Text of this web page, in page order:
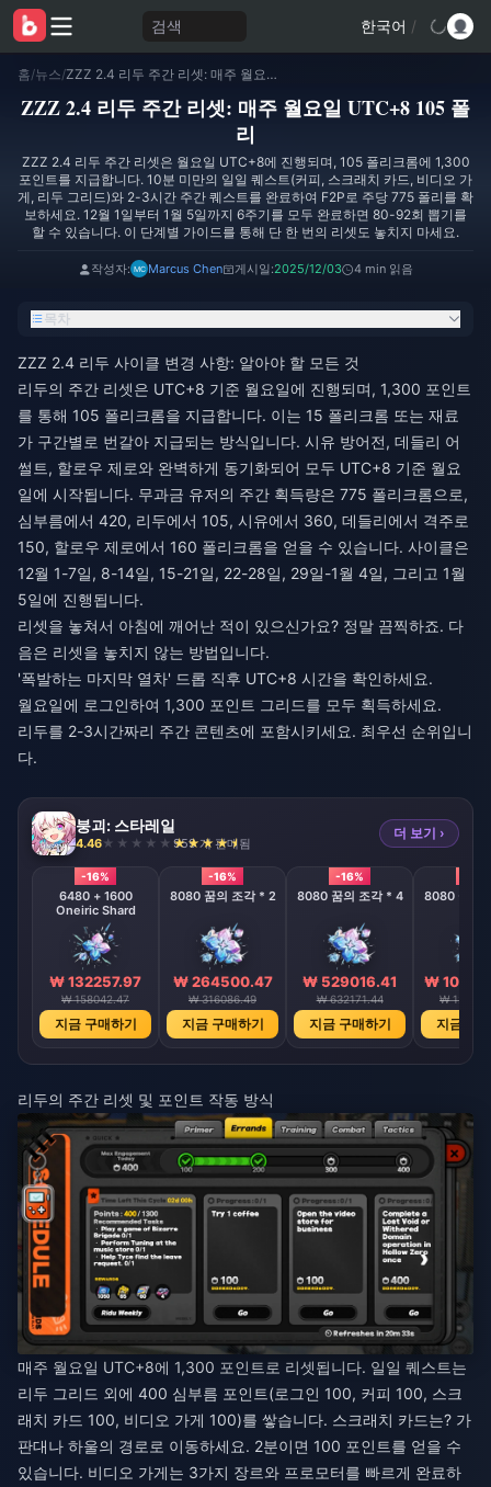
검색 한국어 /
홈/뉴스/ ZZZ 2.4 리두 주간 리셋: 매주 월요일 UTC+8 105 폴리
ZZZ 2.4 리두 주간 리셋: 매주 월요일 UTC+8 105 폴
리
ZZZ 2.4 리두 주간 리셋은 월요일 UTC+8에 진행되며, 105 폴리크롬에 1,300
포인트를 지급합니다. 10분 미만의 일일 퀘스트(커피, 스크래치 카드, 비디오 가
게, 리두 그리드)와 2-3시간 주간 퀘스트를 완료하여 F2P로 주당 775 폴리를 확
보하세요. 12월 1일부터 1월 5일까지 6주기를 모두 완료하면 80-92회 뽑기를
할 수 있습니다. 이 단계별 가이드를 통해 단 한 번의 리셋도 놓치지 마세요.
작성자: Marcus Chen 게시일:2025/12/03 4 min 읽음
목차
ZZZ 2.4 리두 사이클 변경 사항: 알아야 할 모든 것
리두의 주간 리셋은 UTC+8 기준 월요일에 진행되며, 1,300 포인트
를 통해 105 폴리크롬을 지급합니다. 이는 15 폴리크롬 또는 재료
가 구간별로 번갈아 지급되는 방식입니다. 시유 방어전, 데들리 어
썰트, 할로우 제로와 완벽하게 동기화되어 모두 UTC+8 기준 월요
일에 시작됩니다. 무과금 유저의 주간 획득량은 775 폴리크롬으로,
심부름에서 420, 리두에서 105, 시유에서 360, 데들리에서 격주로
150, 할로우 제로에서 160 폴리크롬을 얻을 수 있습니다. 사이클은
12월 1-7일, 8-14일, 15-21일, 22-28일, 29일-1월 4일, 그리고 1월
5일에 진행됩니다.
리셋을 놓쳐서 아침에 깨어난 적이 있으신가요? 정말 끔찍하죠. 다
음은 리셋을 놓치지 않는 방법입니다.
'폭발하는 마지막 열차' 드롭 직후 UTC+8 시간을 확인하세요.
월요일에 로그인하여 1,300 포인트 그리드를 모두 획득하세요.
리두를 2-3시간짜리 주간 콘텐츠에 포함시키세요. 최우선 순위입니
다.
붕괴: 스타레일
4.46 959 개 판매됨
더 보기 ›
-16%
6480 + 1600
Oneiric Shard
₩ 132257.97
₩ 158042.47
지금 구매하기
-16%
8080 꿈의 조각 * 2
₩ 264500.47
₩ 316086.49
지금 구매하기
-16%
8080 꿈의 조각 * 4
₩ 529016.41
₩ 632171.44
지금 구매하기
8080 꿈의
₩
₩
지금 구
리두의 주간 리셋 및 포인트 작동 방식
매주 월요일 UTC+8에 1,300 포인트로 리셋됩니다. 일일 퀘스트는
리두 그리드 외에 400 심부름 포인트(로그인 100, 커피 100, 스크
래치 카드 100, 비디오 가게 100)를 쌓습니다. 스크래치 카드는? 가
판대나 하울의 경로로 이동하세요. 2분이면 100 포인트를 얻을 수
있습니다. 비디오 가게는 3가지 장르와 프로모터를 빠르게 완료하